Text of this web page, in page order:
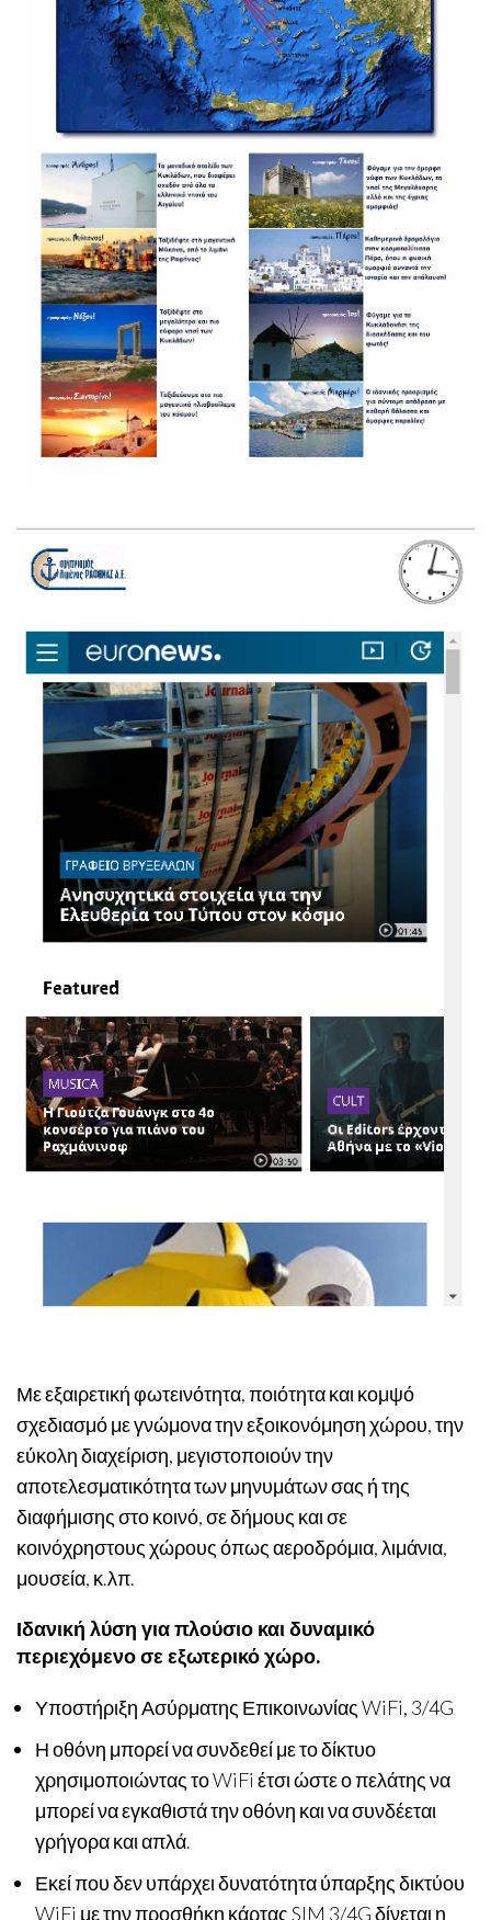
Με εξαιρετική φωτεινότητα, ποιότητα και κομψό
σχεδιασμό με γνώμονα την εξοικονόμηση χώρου, την
εύκολη διαχείριση, μεγιστοποιούν την
αποτελεσματικότητα των μηνυμάτων σας ή της
διαφήμισης στο κοινό, σε δήμους και σε
κοινόχρηστους χώρους όπως αεροδρόμια, λιμάνια,
μουσεία, κ.λπ.
Ιδανική λύση για πλούσιο και δυναμικό
περιεχόμενο σε εξωτερικό χώρο.
Υποστήριξη Ασύρματης Επικοινωνίας WiFi, 3/4G
Η οθόνη μπορεί να συνδεθεί με το δίκτυο
χρησιμοποιώντας το WiFi έτσι ώστε ο πελάτης να
μπορεί να εγκαθιστά την οθόνη και να συνδέεται
γρήγορα και απλά.
Εκεί που δεν υπάρχει δυνατότητα ύπαρξης δικτύου
WiFi με την προσθήκη κάρτας SIM 3/4G δίνεται η